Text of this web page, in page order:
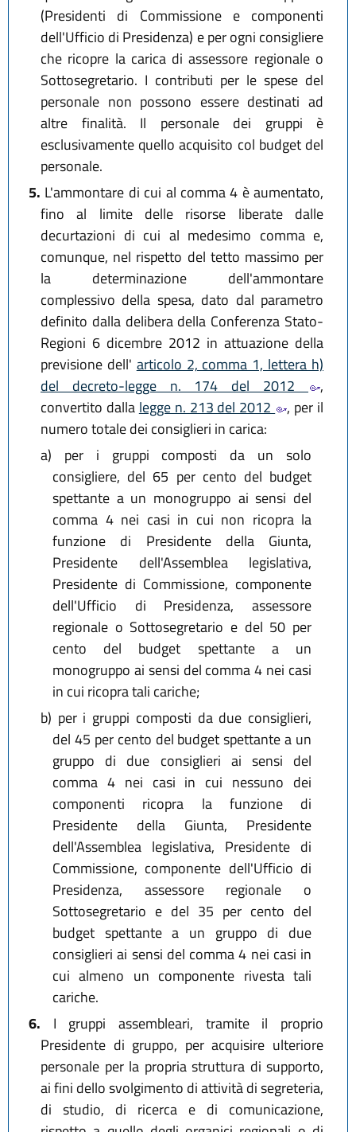
(Presidenti di Commissione e componenti
dell'Ufficio di Presidenza) e per ogni consigliere
che ricopre la carica di assessore regionale o
Sottosegretario. I contributi per le spese del
personale non possono essere destinati ad
altre finalità. Il personale dei gruppi è
esclusivamente quello acquisito col budget del
personale.
5. L'ammontare di cui al comma 4 è aumentato,
fino al limite delle risorse liberate dalle
decurtazioni di cui al medesimo comma e,
comunque, nel rispetto del tetto massimo per
la determinazione dell'ammontare
complessivo della spesa, dato dal parametro
definito dalla delibera della Conferenza Stato-
Regioni 6 dicembre 2012 in attuazione della
previsione dell' articolo 2, comma 1, lettera h)
del decreto-legge n. 174 del 2012
,
convertito dalla legge n. 213 del 2012
, per il
numero totale dei consiglieri in carica:
a) per i gruppi composti da un solo
consigliere, del 65 per cento del budget
spettante a un monogruppo ai sensi del
comma 4 nei casi in cui non ricopra la
funzione di Presidente della Giunta,
Presidente dell'Assemblea legislativa,
Presidente di Commissione, componente
dell'Ufficio di Presidenza, assessore
regionale o Sottosegretario e del 50 per
cento del budget spettante a un
monogruppo ai sensi del comma 4 nei casi
in cui ricopra tali cariche;
b) per i gruppi composti da due consiglieri,
del 45 per cento del budget spettante a un
gruppo di due consiglieri ai sensi del
comma 4 nei casi in cui nessuno dei
componenti ricopra la funzione di
Presidente della Giunta, Presidente
dell'Assemblea legislativa, Presidente di
Commissione, componente dell'Ufficio di
Presidenza, assessore regionale o
Sottosegretario e del 35 per cento del
budget spettante a un gruppo di due
consiglieri ai sensi del comma 4 nei casi in
cui almeno un componente rivesta tali
cariche.
6. I gruppi assembleari, tramite il proprio
Presidente di gruppo, per acquisire ulteriore
personale per la propria struttura di supporto,
ai fini dello svolgimento di attività di segreteria,
di studio, di ricerca e di comunicazione,